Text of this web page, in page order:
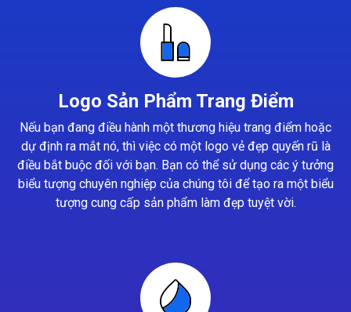
Logo Sản Phẩm Trang Điểm
Nếu bạn đang điều hành một thương hiệu trang điểm hoặc
dự định ra mắt nó, thì việc có một logo vẻ đẹp quyến rũ là
điều bắt buộc đối với bạn. Bạn có thể sử dụng các ý tưởng
biểu tượng chuyên nghiệp của chúng tôi để tạo ra một biểu
tượng cung cấp sản phẩm làm đẹp tuyệt vời.